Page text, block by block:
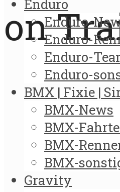
on
Enduro
Enduro-
Enduro-
Enduro-
Enduro-
BMX | Fixie |
BMX-News
BMX-
BMX-
BMX-
Gravity